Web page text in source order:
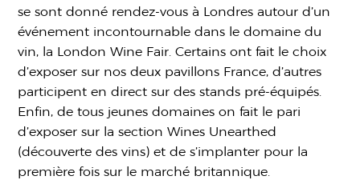
se sont donné rendez-vous à Londres autour d’un
événement incontournable dans le domaine du
vin, la London Wine Fair. Certains ont fait le choix
d’exposer sur nos deux pavillons France, d’autres
participent en direct sur des stands pré-équipés.
Enfin, de tous jeunes domaines on fait le pari
d’exposer sur la section Wines Unearthed
(découverte des vins) et de s’implanter pour la
première fois sur le marché britannique.